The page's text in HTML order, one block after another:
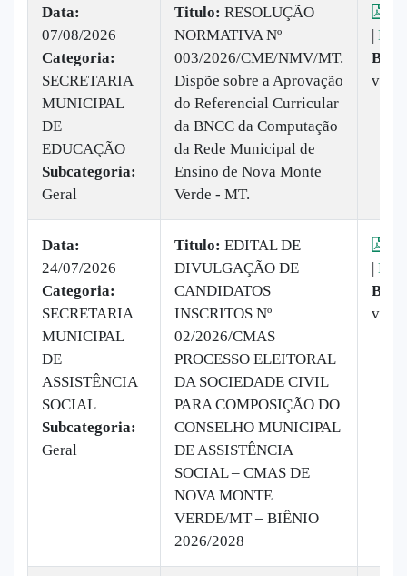
Data:
07/08/2026
Categoria:
SECRETARIA
MUNICIPAL
DE
EDUCAÇÃO
Subcategoria:
Geral
Titulo: RESOLUÇÃO
NORMATIVA Nº
003/2026/CME/NMV/MT.
Dispõe sobre a Aprovação
do Referencial Curricular
da BNCC da Computação
da Rede Municipal de
Ensino de Nova Monte
Verde - MT.
|
vez
Data:
24/07/2026
Categoria:
SECRETARIA
MUNICIPAL
DE
ASSISTÊNCIA
SOCIAL
Subcategoria:
Geral
Titulo: EDITAL DE
DIVULGAÇÃO DE
CANDIDATOS
INSCRITOS Nº
02/2026/CMAS
PROCESSO ELEITORAL
DA SOCIEDADE CIVIL
PARA COMPOSIÇÃO DO
CONSELHO MUNICIPAL
DE ASSISTÊNCIA
SOCIAL – CMAS DE
NOVA MONTE
VERDE/MT – BIÊNIO
2026/2028
|
vezes